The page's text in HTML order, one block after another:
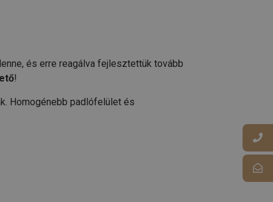
és erre reagálva fejlesztettük tovább
!
Homogénebb padlófelület és